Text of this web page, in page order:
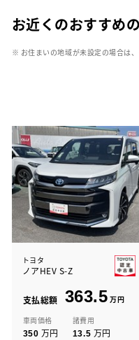
お近くのおすすめ
※ お住まいの地域が未設定の場合は、
トヨタ
ノアHEV S-Z
支払総額 363.5 万円
車両価格
350 万円
諸費用
13.5 万円